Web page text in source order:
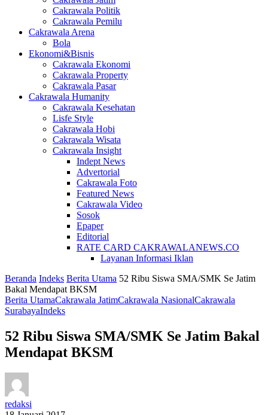
Cakrawala Politik
Cakrawala Pemilu
Cakrawala Arena
Bola
Ekonomi&Bisnis
Cakrawala Ekonomi
Cakrawala Property
Cakrawala Pasar
Cakrawala Humanity
Cakrawala Kesehatan
Lisfe Style
Cakrawala Hobi
Cakrawala Wisata
Cakrawala Insight
Indept News
Advertorial
Cakrawala Foto
Featured News
Cakrawala Video
Sosok
Epaper
Editorial
RATE CARD CAKRAWALANEWS.CO
Layanan Informasi Iklan
Beranda Indeks Berita Utama 52 Ribu Siswa SMA/SMK Se Jatim
Bakal Mendapat BKSM
Berita UtamaCakrawala JatimCakrawala NasionalCakrawala
SurabayaIndeks
52 Ribu Siswa SMA/SMK Se Jatim Bakal
Mendapat BKSM
redaksi